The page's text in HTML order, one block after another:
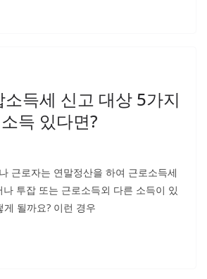
득세 신고 대상 5가지
득 있다면?
근로자는 연말정산을 하여 근로소득세
투잡 또는 근로소득외 다른 소득이 있
될까요? 이런 경우